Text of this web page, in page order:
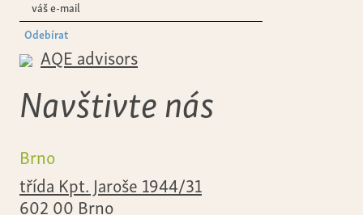
Odebírat
AQE advisors
Navštivte nás
Brno
třída Kpt. Jaroše 1944/31
602 00 Brno